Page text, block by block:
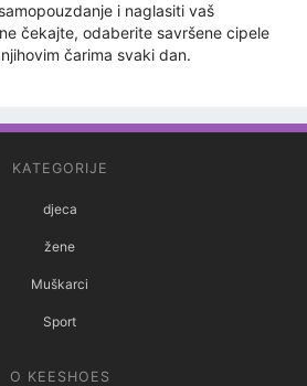
i naglasiti vaš
čekajte, odaberite savršene cipele
čarima svaki dan.
KATEGORIJE
djeca
žene
Muškarci
Sport
O KEESHOES